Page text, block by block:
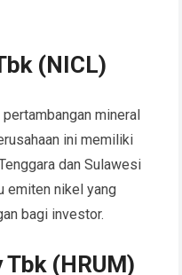
(NICL)
mineral
ini memiliki
dan Sulawesi
emiten nikel yang
bagi investor.
Tbk (HRUM)